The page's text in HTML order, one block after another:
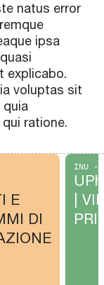
natus error
ipsa
explicabo.
voluptas sit
ratione.
E
DI
INU -
|